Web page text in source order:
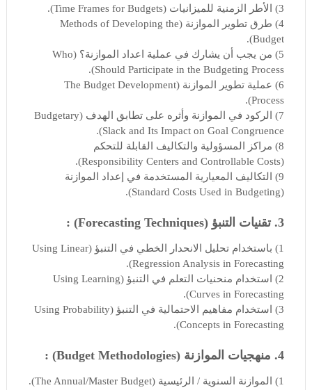
3) الأطر الزمنية للميزانيات (Time Frames for Budgets).
4) طرق تطوير الموازنة (Methods of Developing the
Budget).
5) من يجب أن يشارك في عملية اعداد الموازنة؟ (Who
Should Participate in the Budgeting Process).
6) عملية تطوير الموازنة (The Budget Development
Process).
7) الركود في الموازنة وأثره على تطابق الهدف (Budgetary
Slack and Its Impact on Goal Congruence).
8) مراكز المسؤولية والتكاليف القابلة للتحكم
(Responsibility Centers and Controllable Costs).
9) التكاليف المعيارية المستخدمة في إعداد الموازنة
(Standard Costs Used in Budgeting).
3. تقنيات التنبؤ (Forecasting Techniques) :
1) باستخدام تحليل الانحدار الخطي في التنبؤ (Using Linear
Regression Analysis in Forecasting).
2) استخدام منحنيات التعلم في التنبؤ (Using Learning
Curves in Forecasting).
3) استخدام مفاهيم الاحتمالية في التنبؤ (Using Probability
Concepts in Forecasting).
4. منهجيات الموازنة (Budget Methodologies) :
1) الموازنة السنوية / الرئيسية (The Annual/Master Budget).